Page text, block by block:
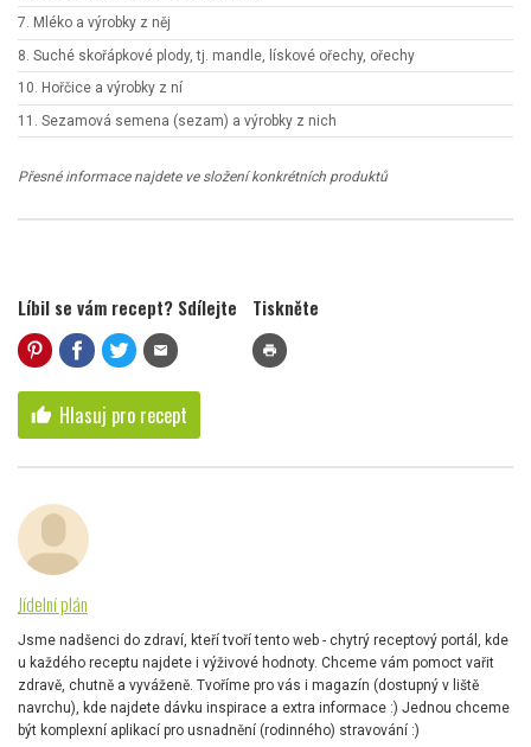
7. Mléko a výrobky z něj
8. Suché skořápkové plody, tj. mandle, lískové ořechy, ořechy
10. Hořčice a výrobky z ní
11. Sezamová semena (sezam) a výrobky z nich
Přesné informace najdete ve složení konkrétních produktů
Líbil se vám recept? Sdílejte
mail
Tiskněte
print
thumb_up Hlasuj pro recept
Jídelní plán
Jsme nadšenci do zdraví, kteří tvoří tento web - chytrý receptový portál, kde
u každého receptu najdete i výživové hodnoty. Chceme vám pomoct vařit
zdravě, chutně a vyváženě. Tvoříme pro vás i magazín (dostupný v liště
navrchu), kde najdete dávku inspirace a extra informace :) Jednou chceme
být komplexní aplikací pro usnadnění (rodinného) stravování :)